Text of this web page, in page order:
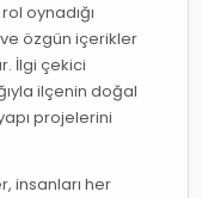
oynadığı
özgün içerikler
İlgi çekici
ilçenin doğal
projelerini
insanları her